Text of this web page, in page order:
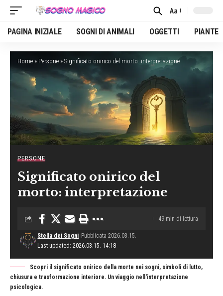
Font
Resizer
Aa
PAGINA INIZIALE SOGNI DI ANIMALI OGGETTI PIANTE
Home » Persone » Significato onirico del morto: interpretazione
PERSONE
Significato onirico del
morto: interpretazione
Last updated: 2026.03.15. 14:18
Stella dei Sogni Pubblicata 2026.03.15.
49 min di lettura
Scopri il significato onirico della morte nei sogni, simboli di lutto,
chiusura e trasformazione interiore. Un viaggio nell'interpretazione
psicologica.